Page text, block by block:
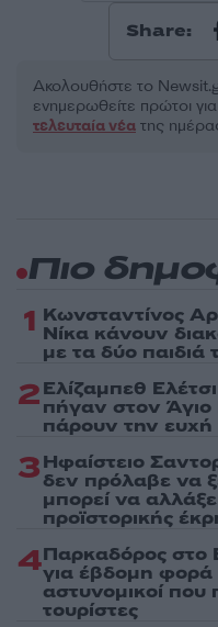
Share:
Ακολουθήστε το
ενημερωθείτε πρώτοι
τελευταία νέα της
Πιο
1 Κωνσταντίνος
Νίκα κάνουν
με τα δύο παιδιά
2Ελίζαμπεθ
πήγαν στον Άγιο
πάρουν την ευχή
3Ηφαίστειο
δεν πρόλαβε να
μπορεί να
προϊστορικής
4Παρκαδόρος
για έβδομη
αστυνομικοί
τουρίστες